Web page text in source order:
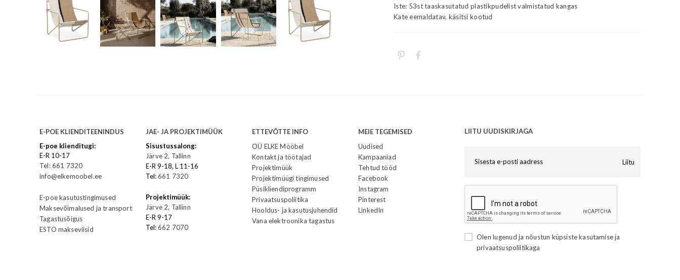
Iste: 53st taaskasutatud plastikpudelist valmistatud kangas
Kate eemaldatav, käsitsi kootud
E-POE KLIENDITEENINDUS
E-poe klienditugi:
E-R 10-17
Tel: 661 7320
info@elkemoobel.ee
E-poe kasutustingimused
Maksevõimalused ja transport
Tagastusõigus
ESTO makseviisid
JAE- JA PROJEKTIMÜÜK
Sisustussalong:
Järve 2, Tallinn
E-R 9-18, L 11-16
Tel:661 7320
Projektimüük:
Järve 2, Tallinn
E-R 9-17
Tel:662 7070
ETTEVÕTTE INFO
OÜ ELKE Mööbel
Kontakt ja töötajad
Projektimüük
Projektimüügi tingimused
Püsikliendiprogramm
Privaatsuspoliitika
Hooldus- ja kasutusjuhendid
Vana elektroonika tagastus
MEIE TEGEMISED
Uudised
Kampaaniad
Tehtud tööd
Facebook
Instagram
Pinterest
LinkedIn
LIITU UUDISKIRJAGA
Liitu
Olen lugenud ja nõustun küpsiste kasutamiseja
privaatsuspoliitikaga